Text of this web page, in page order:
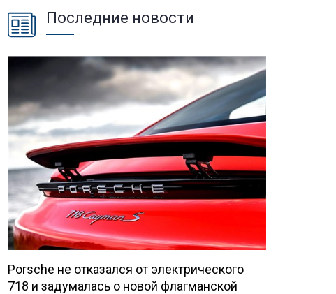
Последние новости
Porsche не отказался от электрического
718 и задумалась о новой флагманской